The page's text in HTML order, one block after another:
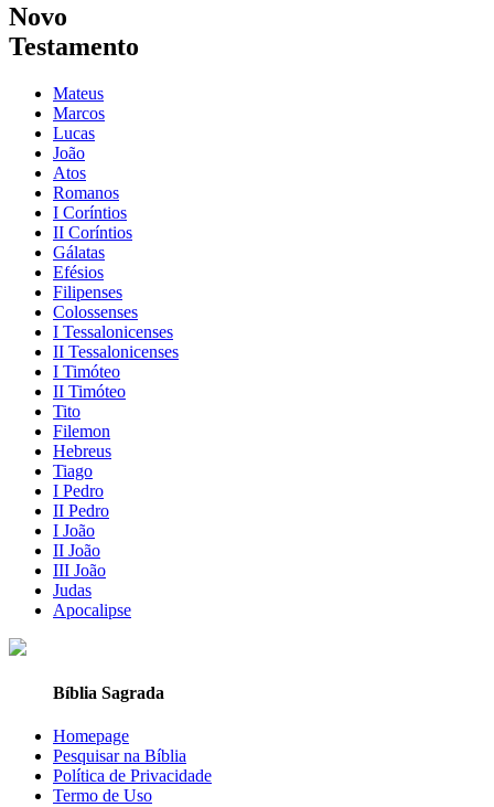
Novo
Testamento
Mateus
Marcos
Lucas
João
Atos
Romanos
I Coríntios
II Coríntios
Gálatas
Efésios
Filipenses
Colossenses
I Tessalonicenses
II Tessalonicenses
I Timóteo
II Timóteo
Tito
Filemon
Hebreus
Tiago
I Pedro
II Pedro
I João
II João
III João
Judas
Apocalipse
Bíblia Sagrada
Homepage
Pesquisar na Bíblia
Política de Privacidade
Termo de Uso